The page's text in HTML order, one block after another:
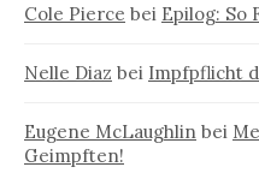
Cole Pierce bei Epilog: So
Nelle Diaz bei Impfpflicht
Eugene McLaughlin bei
Geimpften!